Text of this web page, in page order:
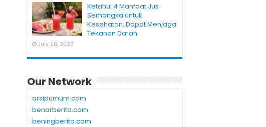
Ketahui 4 Manfaat Jus
Semangka untuk
Kesehatan, Dapat Menjaga
Tekanan Darah
July 28, 2026
Our Network
arsipumum.com
benarberita.com
beningberita.com